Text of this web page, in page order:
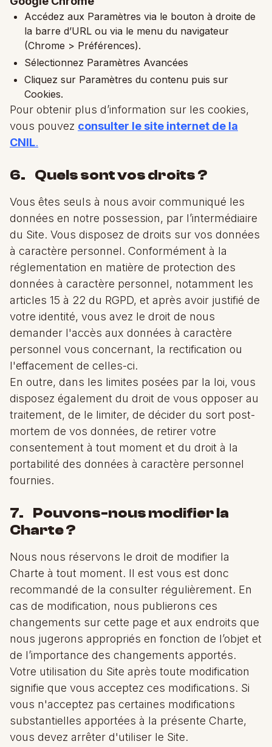
Accédez aux Paramètres via le bouton à droite de
la barre d’URL ou via le menu du navigateur
(Chrome > Préférences).
Sélectionnez Paramètres Avancées
Cliquez sur Paramètres du contenu puis sur
Cookies.
Pour obtenir plus d’information sur les cookies,
vous pouvez consulter le site internet de la
CNIL.
6. Quels sont vos droits ?
Vous êtes seuls à nous avoir communiqué les
données en notre possession, par l’intermédiaire
du Site. Vous disposez de droits sur vos données
à caractère personnel. Conformément à la
réglementation en matière de protection des
données à caractère personnel, notamment les
articles 15 à 22 du RGPD, et après avoir justifié de
votre identité, vous avez le droit de nous
demander l'accès aux données à caractère
personnel vous concernant, la rectification ou
l'effacement de celles-ci.
En outre, dans les limites posées par la loi, vous
disposez également du droit de vous opposer au
traitement, de le limiter, de décider du sort post-
mortem de vos données, de retirer votre
consentement à tout moment et du droit à la
portabilité des données à caractère personnel
fournies.
7. Pouvons-nous modifier la
Charte ?
Nous nous réservons le droit de modifier la
Charte à tout moment. Il est vous est donc
recommandé de la consulter régulièrement. En
cas de modification, nous publierons ces
changements sur cette page et aux endroits que
nous jugerons appropriés en fonction de l’objet et
de l’importance des changements apportés.
Votre utilisation du Site après toute modification
signifie que vous acceptez ces modifications. Si
vous n'acceptez pas certaines modifications
substantielles apportées à la présente Charte,
vous devez arrêter d'utiliser le Site.